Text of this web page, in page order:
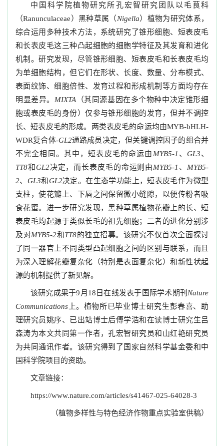
中国科学院植物研究所孔宏智研究团队以毛茛科
（Ranunculaceae）黑种草属（Nigella）植物为研究体系，
综合运用多种技术方法，系统研究了锥形细胞、短表皮毛
和长表皮毛这三种凸起细胞的细胞学特征及其发育和进化
机制。研究发现，尽管锥形细胞、短表皮毛和长表皮毛均
为单细胞结构，但它们在形状、长度、数量、分布模式、
表面纹饰、细胞倍性、发育过程和形成机制等方面均存在
明显差异。 MIXTA（其同源基因在多个物种中决定锥形细
胞或表皮毛的身份）仅参与锥形细胞的发育，但并不调控
长、短表皮毛的形成。两类表皮毛的命运均由MYB-bHLH-
WDR复合体-GL2通路成员决定，但关键调控因子的组合并
不完全相同。其中，短表皮毛的命运由 MYB5-1 、 GL3、
TT8和GL2决定，而长表皮毛的命运则由MYB5-1 、 MYB5-
2、 GL3和GL2决定。在生态学功能上，短表皮毛作为微型
支柱，使花瓣上、下唇之间保留微小缝隙，以便传粉者吸
食花蜜。进一步研究发现，黑种草属植物花瓣上的长、短
表皮毛均起源于类似长毛的祖先细胞；二者的进化分别涉
及对MYB5-2和TT8的独立招募。该研究不仅首次全面探讨
了同一器官上不同类型凸起细胞之间的区别与联系，而且
为深入理解花瓣复杂化（特别是表面复杂化）和新性状起
源的机制提供了新见解。
该研究成果于9 月 18 日在线发表于国际学术期刊 Nature
Communications 上。植物所已毕业博士研究生彭春喜、助
理研究员姚序、已出站博士后傅学浩和在读博士研究生吕
森涛为本文共同第一作者，孔宏智研究员和山红艳研究员
为共同通讯作者。该研究得到了国家自然科学基金委和中
国科学院项目的资助。
文章链接：
https://www.nature.com/articles/s41467-025-64028-3
（植物多样性与特色经济作物重点实验室供稿）